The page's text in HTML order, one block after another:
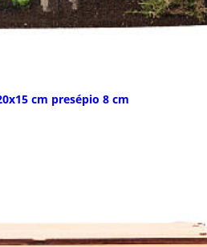
cm presépio 8 cm